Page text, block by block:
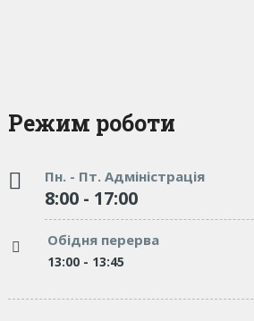
Режим роботи
Пн. - Пт. Адміністрація
8:00 - 17:00
Обідня перерва
13:00 - 13:45